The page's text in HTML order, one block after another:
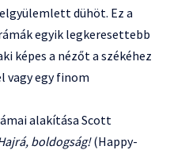
dühöt. Ez a
egyik legkeresettebb
képes a nézőt a székéhez
vagy egy finom
alakítása Scott
boldogság!(Happy-